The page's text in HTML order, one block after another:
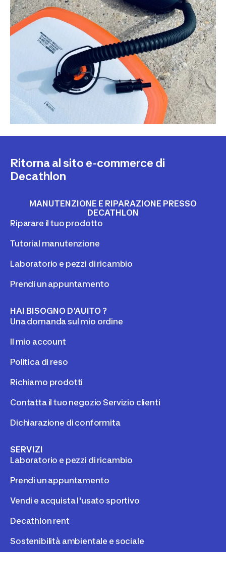
Ritorna al sito e-commerce di
Decathlon
MANUTENZIONE E RIPARAZIONE PRESSO
DECATHLON
Riparare il tuo prodotto
Tutorial manutenzione
Laboratorio e pezzi di ricambio
Prendi un appuntamento
HAI BISOGNO D'AUITO ?
Una domanda sul mio ordine
Il mio account
Politica di reso
Richiamo prodotti
Contatta il tuo negozio Servizio clienti
Dichiarazione di conformita
SERVIZI
Laboratorio e pezzi di ricambio
Prendi un appuntamento
Vendi e acquista l'usato sportivo
Decathlon rent
Sostenibilità ambientale e sociale